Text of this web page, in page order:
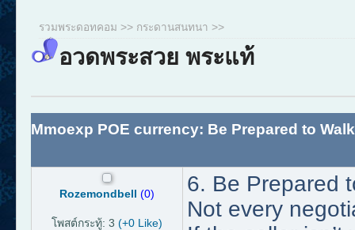
รวมพระดอทคอม >> กระดานสนทนา >>
อวดพระสวย พระแท้
Mmoexp POE currency: Be Prepared to
Rozemondbell (0)
โพสต์กระทู้: 3(+0 Like)
6. Be Prepared
Not every